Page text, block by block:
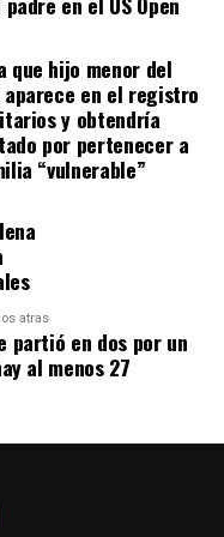
de la Subdere.
que hijo menor del
en el registro
y obtendría
por pertenecer a
“vulnerable”
atras
partió en dos por un
al menos 27